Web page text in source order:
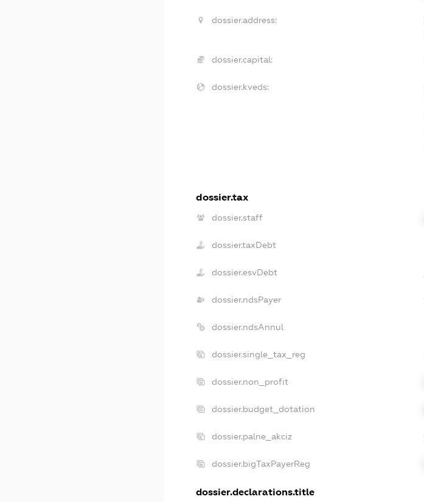
dossier.address:
dossier.capital:
dossier.kveds:
dossier.tax
dossier.staff
dossier.taxDebt
dossier.esvDebt
dossier.ndsPayer
dossier.ndsAnnul
dossier.single_tax_reg
dossier.non_profit
dossier.budget_dotation
dossier.palne_akciz
dossier.bigTaxPayerReg
dossier.declarations.title